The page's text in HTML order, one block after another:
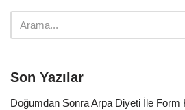
Son Yazılar
Doğumdan Sonra Arpa Diyeti İle Form